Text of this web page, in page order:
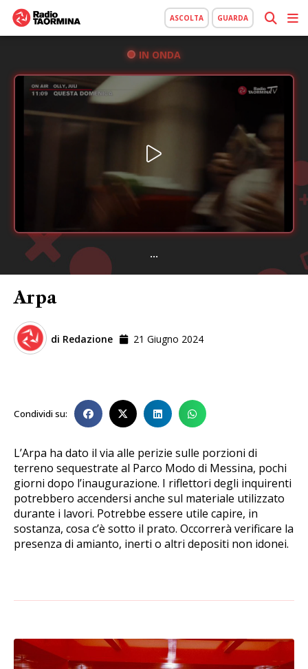
ASCOLTA GUARDA
IN ONDA
...
Arpa
di Redazione 21 Giugno 2024
Condividi su:
L’Arpa ha dato il via alle perizie sulle porzioni di
terreno sequestrate al Parco Modo di Messina, pochi
giorni dopo l’inaugurazione. I riflettori degli inquirenti
potrebbero accendersi anche sul materiale utilizzato
durante i lavori. Potrebbe essere utile capire, in
sostanza, cosa c’è sotto il prato. Occorrerà verificare la
presenza di amianto, inerti o altri depositi non idonei.